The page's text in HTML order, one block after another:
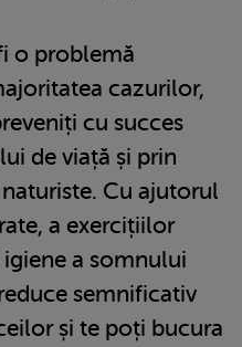
o problemă
cazurilor,
cu succes
de viață și prin
Cu ajutorul
a exercițiilor
a somnului
semnificativ
și te poți bucura